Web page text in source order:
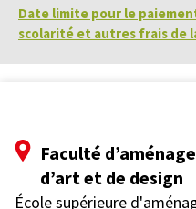
Date limite pour le
scolarité et autres frais de
Faculté
d’art et de design
École supérieure